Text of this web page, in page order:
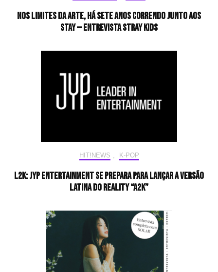
Nos limites da arte, há sete anos correndo junto aos
STAY — Entrevista Stray Kids
HIT!NEWS K-POP
L2K: JYP Entertainment se prepara para lançar a versão
latina do reality “A2K”